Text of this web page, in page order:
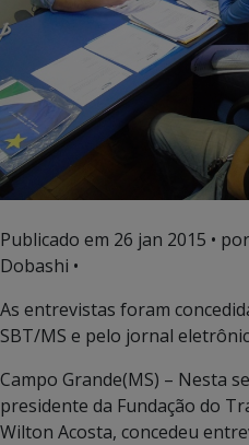
Publicado em 26 jan 2015 •
Dobashi •
As entrevistas foram
SBT/MS e pelo jornal
Campo Grande(MS) – Nesta
presidente da Fundação do
Wilton Acosta, concedeu